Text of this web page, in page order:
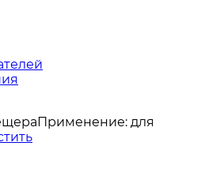
Применение: для